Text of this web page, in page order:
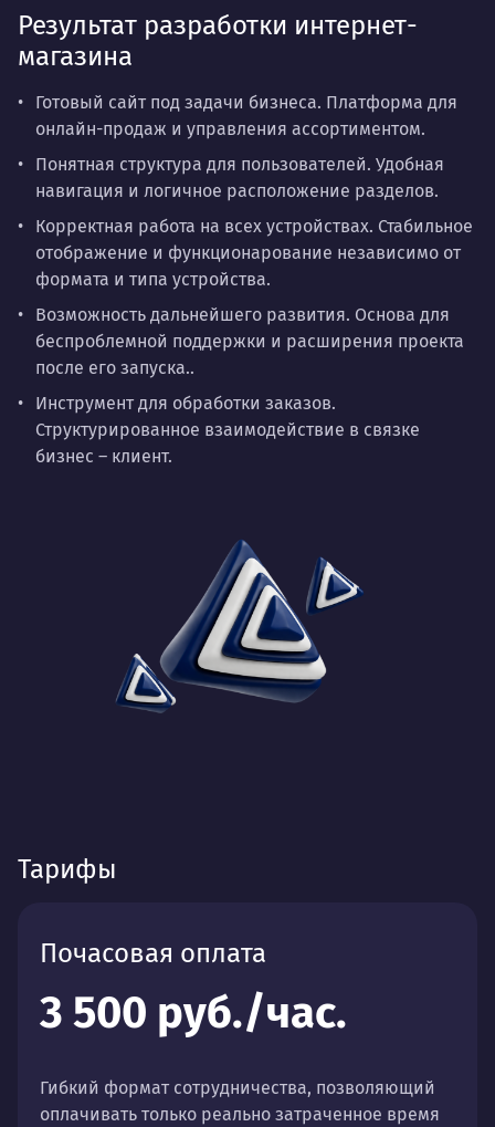
Результат разработки интернет-
магазина
Готовый сайт под задачи бизнеса. Платформа для
онлайн-продаж и управления ассортиментом.
Понятная структура для пользователей. Удобная
навигация и логичное расположение разделов.
Корректная работа на всех устройствах. Стабильное
отображение и функционарование независимо от
формата и типа устройства.
Возможность дальнейшего развития. Основа для
беспроблемной поддержки и расширения проекта
после его запуска..
Инструмент для обработки заказов.
Структурированное взаимодействие в связке
бизнес – клиент.
Тарифы
Почасовая оплата
3 500 руб./час.
Гибкий формат сотрудничества, позволяющий
оплачивать только реально затраченное время